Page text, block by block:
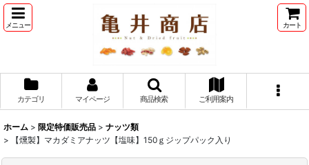
メニュー カート
カテゴリ マイページ 商品検索 ご利用案内
ホーム > 限定特価販売品 > ナッツ類
>
【燻製】マカダミアナッツ【塩味】150ｇジップパック入り